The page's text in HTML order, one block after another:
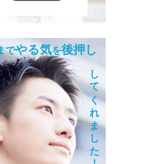
でやる気を後押し
してくれました！